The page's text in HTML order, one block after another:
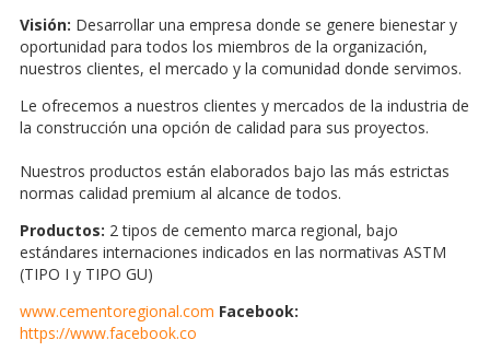
Visión: Desarrollar una empresa donde se genere bienestar y
oportunidad para todos los miembros de la organización,
nuestros clientes, el mercado y la comunidad donde servimos.
Le ofrecemos a nuestros clientes y mercados de la industria de
la construcción una opción de calidad para sus proyectos.
Nuestros productos están elaborados bajo las más estrictas
normas calidad premium al alcance de todos.
Productos: 2 tipos de cemento marca regional, bajo
estándares internaciones indicados en las normativas ASTM
(TIPO I y TIPO GU)
www.cementoregional.com Facebook:
https://www.facebook.co